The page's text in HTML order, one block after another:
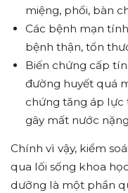
miệng, phổi, bàn
Các bệnh mạn
bệnh thận, tổn
Biến chứng cấp
đường huyết quá
chứng tăng áp lực
gây mất nước
Chính vì vậy, kiểm
qua lối sống khoa
dưỡng là một phần